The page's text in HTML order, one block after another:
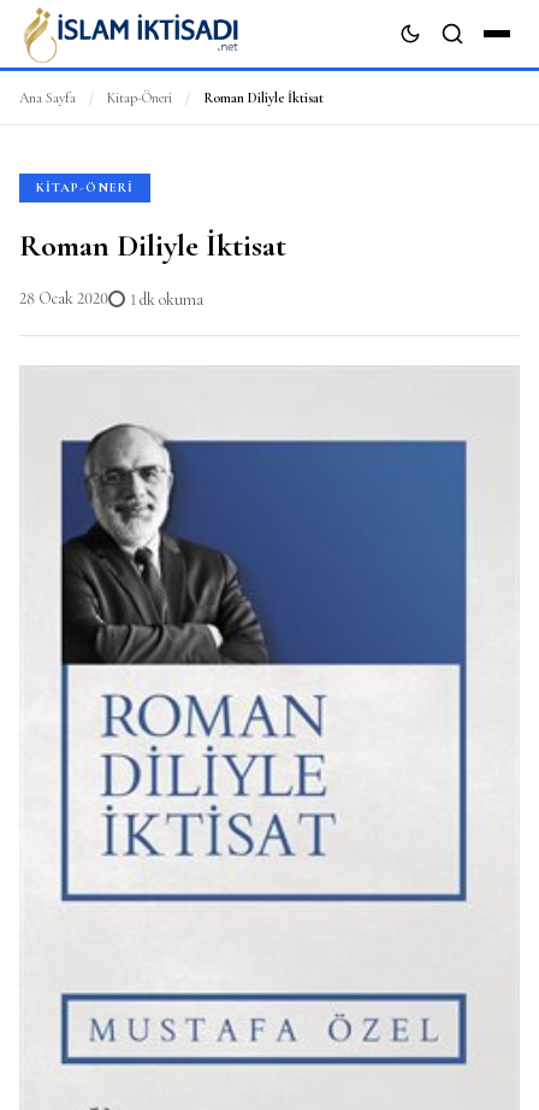
Ana Sayfa / Kitap-Öneri / Roman Diliyle İktisat
KITAP-ÖNERI
Roman Diliyle İktisat
28 Ocak 2020 1 dk okuma